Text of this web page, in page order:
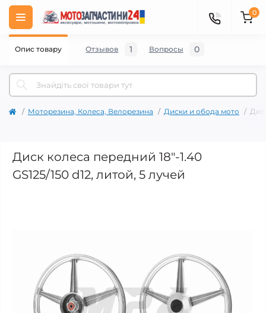
0
Моторезина, Колеса, Велорезина Диски и обода мото
Диск колеса передний 18"-1.40
GS125/150 d12, литой, 5 лучей
Опис товару Отзывов 1 Вопросы 0